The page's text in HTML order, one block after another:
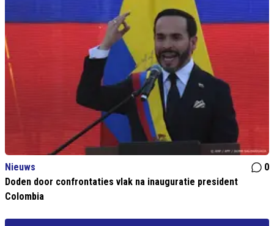
Nieuws
0
Doden door confrontaties vlak na inauguratie president
Colombia